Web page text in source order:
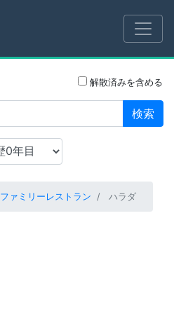
解散済みを含める
検索
ファミリーレストラン ハラダ